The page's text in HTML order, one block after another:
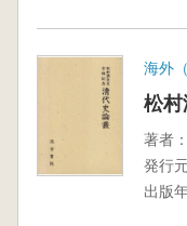
海外
松
著者：
発行
出版